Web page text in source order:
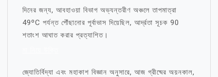
দিনের জন্য, আবহাওয়া বিভাগ অভ্যন্তরীণ অঞ্চলে তাপমাত্রা
49ºC পর্যন্ত পৌঁছানোর পূর্বাভাস দিয়েছিল, আর্দ্রতা সূচক 90
শতাংশ আঘাত করার প্রত্যাশিত।
জ্যোতির্বিদ্যা এবং মহাকাশ বিজ্ঞান অনুসারে, আজ গ্রীষ্মের অয়নকাল,